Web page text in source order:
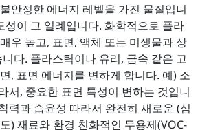
안정한 에너지 레벨을 가진 물질입니
성이 그 일례입니다. 화학적으로 플라
우 높고, 표면, 액체 또는 미생물과 상
다. 플라스틱이나 유리, 금속 같은 고
, 표면 에너지를 변하게 합니다. 예) 소
서, 중요한 표면 특성이 변하는 것입니
력과 습윤성 따라서 완전히 새로운 (심
) 재료와 환경 친화적인 무용제(VOC-